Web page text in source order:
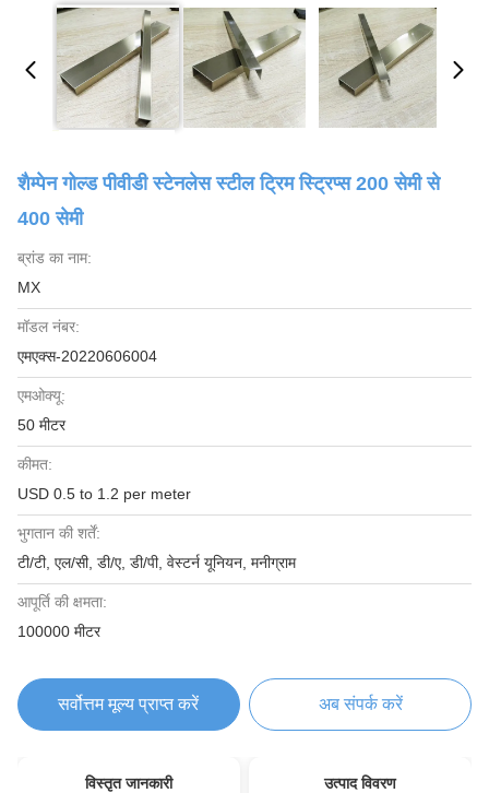
शैम्पेन गोल्ड पीवीडी स्टेनलेस स्टील ट्रिम स्ट्रिप्स 200 सेमी से
400 सेमी
ब्रांड का नाम:
MX
मॉडल नंबर:
एमएक्स-20220606004
एमओक्यू:
50 मीटर
कीमत:
USD 0.5 to 1.2 per meter
भुगतान की शर्तें:
टी/टी, एल/सी, डी/ए, डी/पी, वेस्टर्न यूनियन, मनीग्राम
आपूर्ति की क्षमता:
100000 मीटर
सर्वोत्तम मूल्य प्राप्त करें अब संपर्क करें
विस्तृत जानकारी उत्पाद विवरण